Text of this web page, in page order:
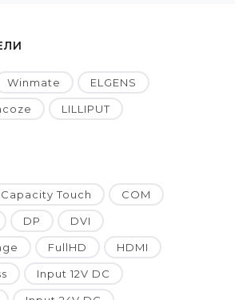
Winmate ELGENS
LILLIPUT
Capacity Touch COM
DP DVI
FullHD HDMI
Input 12V DC